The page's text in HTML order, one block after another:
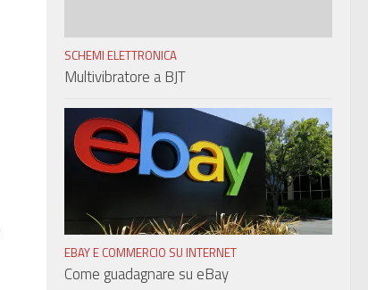
SCHEMI ELETTRONICA
Multivibratore a BJT
EBAY E COMMERCIO SU INTERNET
Come guadagnare su eBay